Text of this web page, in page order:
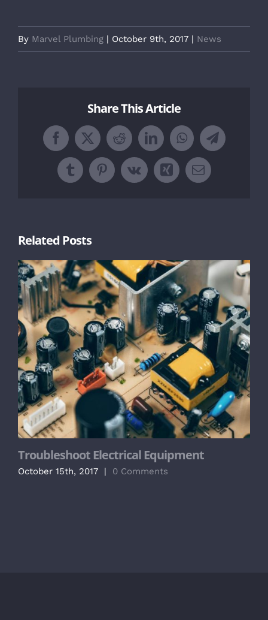
By Marvel Plumbing | October 9th, 2017 | News
Share This Article
Facebook
X RedditLinkedInWhatsAppTelegram
TumblrPinterest
Vk Xing Email
Related Posts
Troubleshoot Electrical Equipment
October 15th, 2017 | 0 Comments